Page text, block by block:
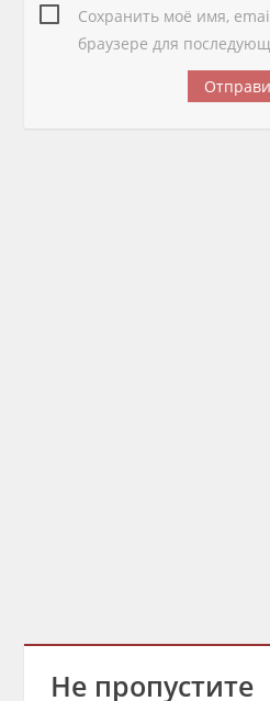
Сохранить моё имя,
браузере для
Не пропустите